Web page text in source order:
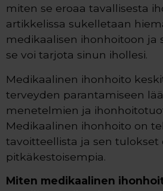
miten se eroaa tavallisesta
artikkelissa sukelletaan
medikaalisen ihonhoitoon ja
se voi tarjota sinun ihollesi.
Medikaalinen ihonhoito
terveyden parantamiseen
menetelmien ja
Medikaalinen ihonhoito on
tavoitteellista ja sen tulokset
pitkäkestoisempia.
Miten medikaalinen